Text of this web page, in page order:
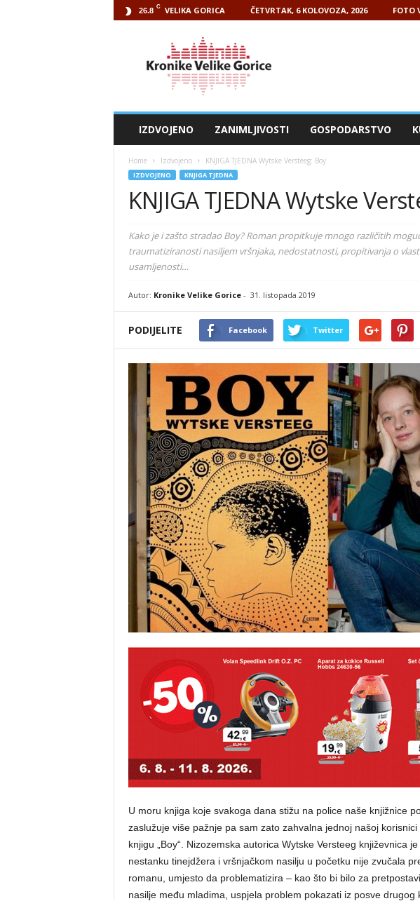
26.8 C VELIKA GORICA ČETVRTAK, 6 KOLOVOZA, 2026 FOTO
IZDVOJENO ZANIMLJIVOSTI GOSPODARSTVO
Home Izdvojeno KNJIGA TJEDNA Wytske Versteeg: Boy
IZDVOJENO KNJIGA TJEDNA
KNJIGA TJEDNA Wytske
Kako je i zašto stradao Boy? Roman propitkuje mnogo različitih
traumatiziranosti nasiljem vršnjaka, nedostatnosti, propitivanja o
usamljenosti…
Autor: Kronike Velike Gorice- 31. listopada 2019
PODIJELITE Facebook Twitter
U moru knjiga koje svakoga dana stižu na police naše knjižnice
zaslužuje više pažnje pa sam zato zahvalna jednoj našoj
knjigu „Boy“. Nizozemska autorica Wytske Versteeg književnica
nestanku tinejdžera i vršnjačkom nasilju u početku nije zvučala
romanu, umjesto da problematizira – kao što bi bilo za
nasilje među mladima, uspjela problem pokazati iz posve drugog